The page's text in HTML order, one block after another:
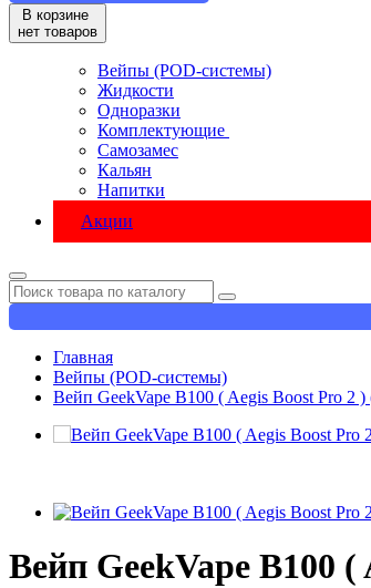
В корзине
нет товаров
Вейпы (POD-системы)
Жидкости
Одноразки
Комплектующие
Самозамес
Кальян
Напитки
Акции
Главная
Вейпы (POD-системы)
Вейп GeekVape B100 ( Aegis Boost Pro 2
Вейп GeekVape B100